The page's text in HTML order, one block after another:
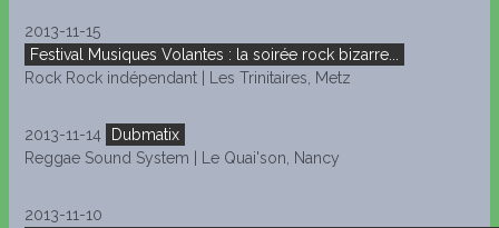
2013-11-15
Festival Musiques Volantes : la soirée rock bizarre...
Rock Rock indépendant | Les Trinitaires, Metz
2013-11-14
Dubmatix
Reggae Sound System | Le Quai'son, Nancy
2013-11-10